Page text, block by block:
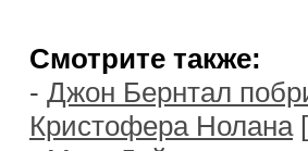
Смотрите также:
- Джон Бернтал
Кристофера Нолана